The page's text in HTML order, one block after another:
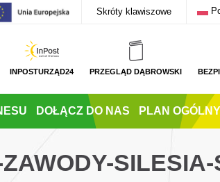
Skróty klawiszowe
INPOSTURZĄD24 PRZEGLĄD DĄBROWSKI
DOŁĄCZ DO NAS PLAN OGÓLNY